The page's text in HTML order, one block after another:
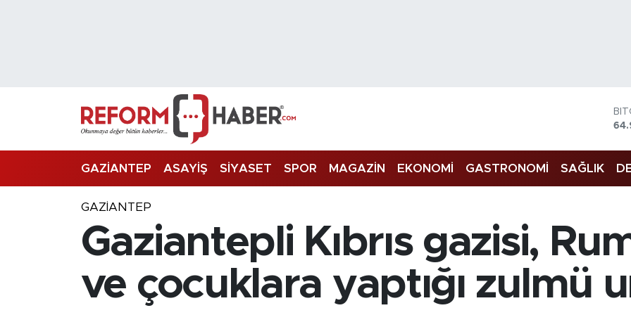
GAZİANTEP ASAYİŞ SİYASET SPOR MAGAZİN EKONOMİ GASTRONOMİ SAĞLIK
GAZIANTEP
Gaziantepli Kıbrıs gazisi,
ve çocuklara yaptığı zulmü
Trafik Durumu
Süper Lig Puan Durumu ve Fikstür
Son Dakika Haberleri